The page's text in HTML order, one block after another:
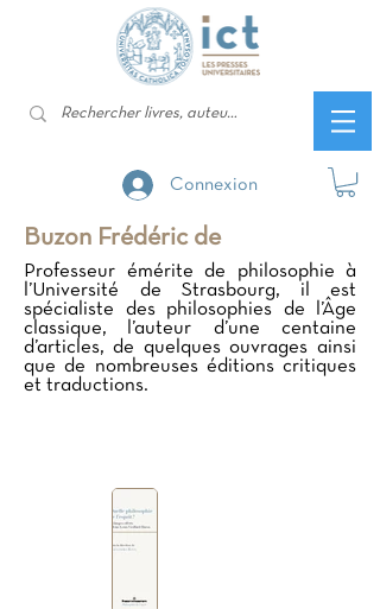
Connexion
Buzon Frédéric de
Professeur émérite de philosophie à
l’Université de Strasbourg, il est
spécialiste des philosophies de l’Âge
classique, l’auteur d’une centaine
d’articles, de quelques ouvrages ainsi
que de nombreuses éditions critiques
et traductions.